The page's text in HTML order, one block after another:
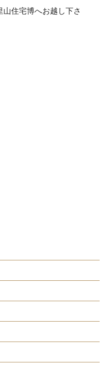
住宅博へお越し下さ